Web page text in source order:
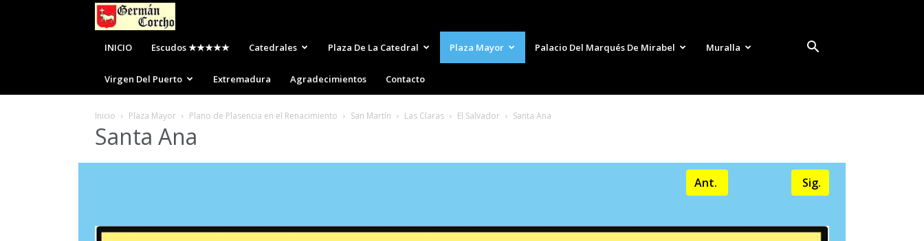
de
Plasencia
INICIO Escudos ★★★★★ Catedrales Plaza De La Catedral Plaza Mayor Palacio Del Marqués De Mirabel Muralla
Virgen Del Puerto Extremadura Agradecimientos Contacto
Inicio Plaza Mayor Plano de Plasencia en el Renacimiento San Martín Las Claras El Salvador Santa Ana
Santa Ana
Ant. Sig.